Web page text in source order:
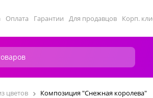
Оплата Гарантии Для продавцов Корп.
цветов Композиция "Снежная королева"